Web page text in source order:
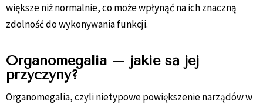
większe niż normalnie, co może wpłynąć na ich znaczną
zdolność do wykonywania funkcji.
Organomegalia – jakie są jej
przyczyny?
Organomegalia, czyli nietypowe powiększenie narządów w